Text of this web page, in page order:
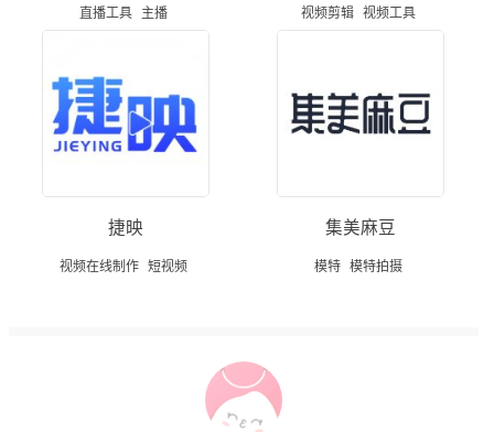
直播工具 主播 视频剪辑 视频工具
捷映
视频在线制作 短视频
集美麻豆
模特 模特拍摄